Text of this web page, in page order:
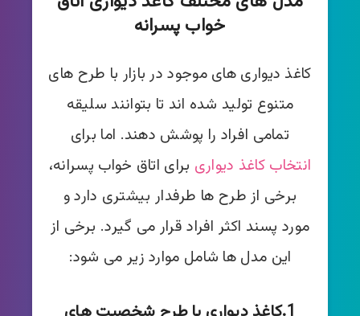
خواب پسرانه
کاغذ دیواری های موجود در بازار با طرح های
متنوع تولید شده اند تا بتوانند سلیقه
تمامی افراد را پوشش دهند. اما برای
انتخاب کاغذ دیواری برای اتاق خواب پسرانه،
برخی از طرح ها طرفدار بیشتری دارد و
مورد پسند اکثر افراد قرار می گیرد. برخی از
این مدل ها شامل موارد زیر می شود: